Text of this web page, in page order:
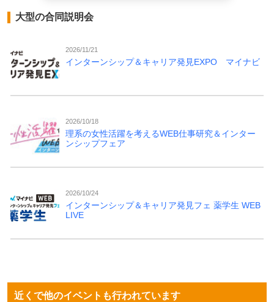
大型の合同説明会
2026/11/21
インターンシップ＆キャリア発見EXPO マイナビ
2026/10/18
理系の女性活躍を考えるWEB仕事研究＆インター
ンシップフェア
2026/10/24
インターンシップ＆キャリア発見フェ 薬学生 WEB
LIVE
近くで他のイベントも行われています